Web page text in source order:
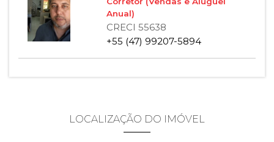
Anual)
CRECI 55638
+55 (47) 99207-5894
LOCALIZAÇÃO DO IMÓVEL